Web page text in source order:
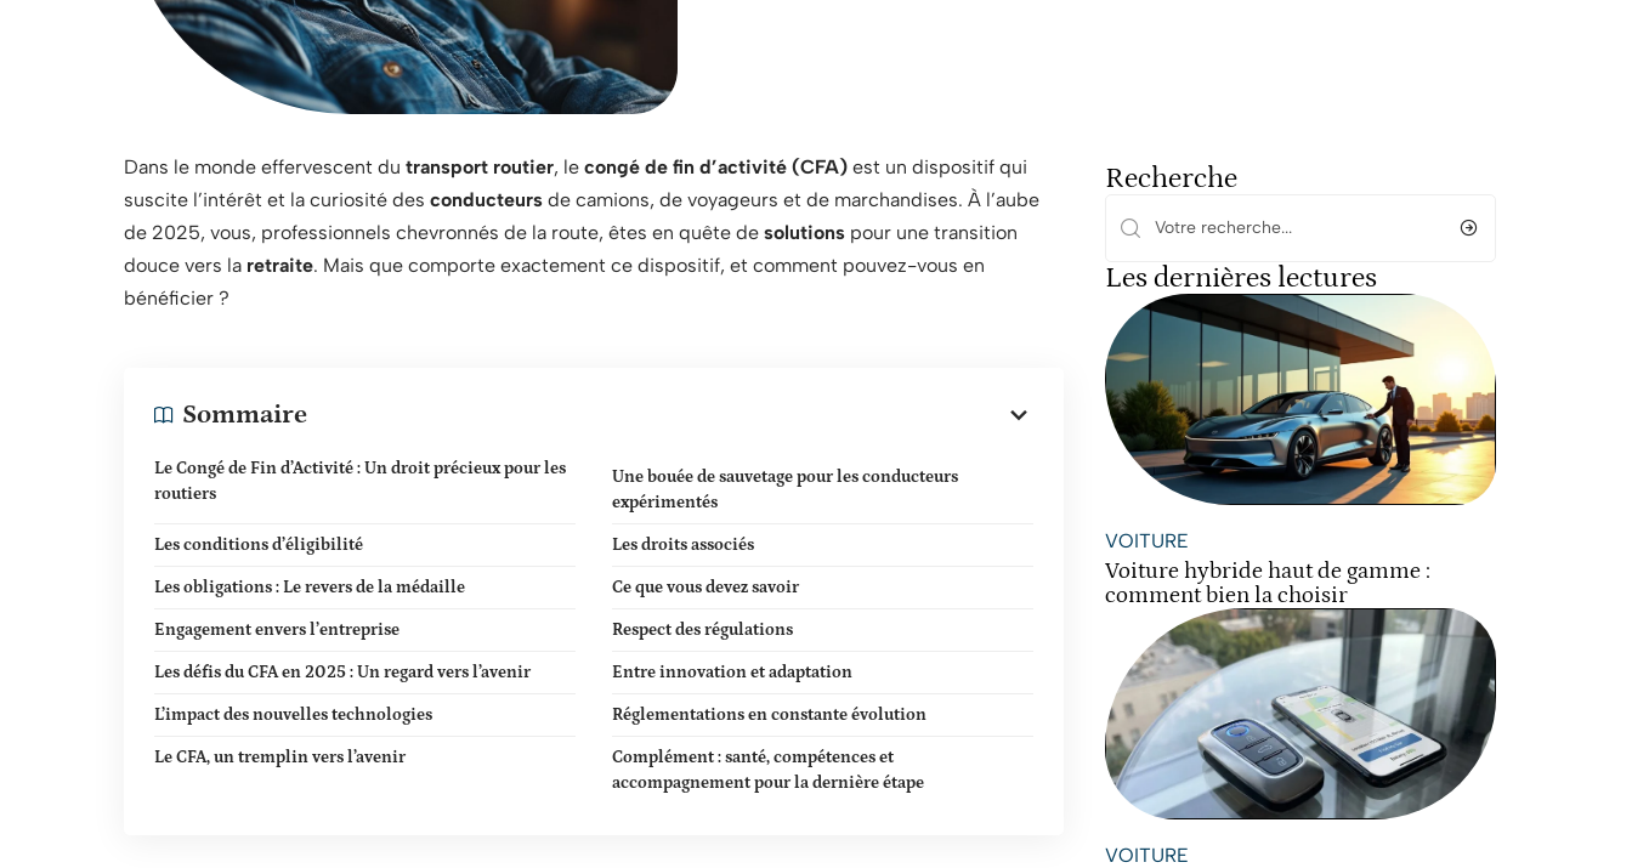
Dans le monde effervescent du transport routier, le congé de fin d’activité (CFA) est un dispositif qui
suscite l’intérêt et la curiosité des conducteurs de camions, de voyageurs et de marchandises. À l’aube
de 2025, vous, professionnels chevronnés de la route, êtes en quête de solutions pour une transition
douce vers la retraite. Mais que comporte exactement ce dispositif, et comment pouvez-vous en
bénéficier ?
Sommaire
Le Congé de Fin d’Activité : Un droit précieux pour les
routiers
Une bouée de sauvetage pour les conducteurs
expérimentés
Les conditions d’éligibilité Les droits associés
Les obligations : Le revers de la médaille Ce que vous devez savoir
Engagement envers l’entreprise Respect des régulations
Les défis du CFA en 2025 : Un regard vers l’avenir Entre innovation et adaptation
L’impact des nouvelles technologies Réglementations en constante évolution
Le CFA, un tremplin vers l’avenir
Complément : santé, compétences et
accompagnement pour la dernière étape
Recherche
Les dernières lectures
VOITURE
Voiture hybride haut de gamme :
comment bien la choisir
VOITURE